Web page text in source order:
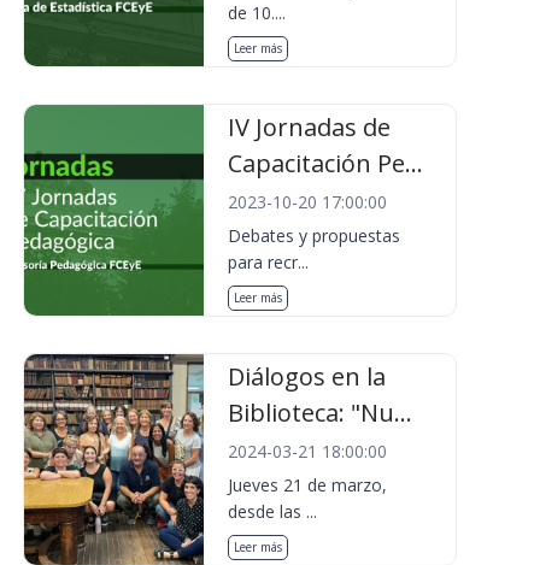
de 10....
Leer más
IV Jornadas de
Capacitación Pe...
2023-10-20 17:00:00
Debates y propuestas
para recr...
Leer más
Diálogos en la
Biblioteca: "Nu...
2024-03-21 18:00:00
Jueves 21 de marzo,
desde las ...
Leer más